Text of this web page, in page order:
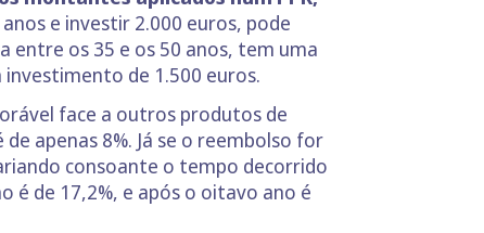
e investir 2.000 euros, pode
entre os 35 e os 50 anos, tem uma
de 1.500 euros.
face a outros produtos de
apenas 8%. Já se o reembolso for
consoante o tempo decorrido
é de 17,2%, e após o oitavo ano é